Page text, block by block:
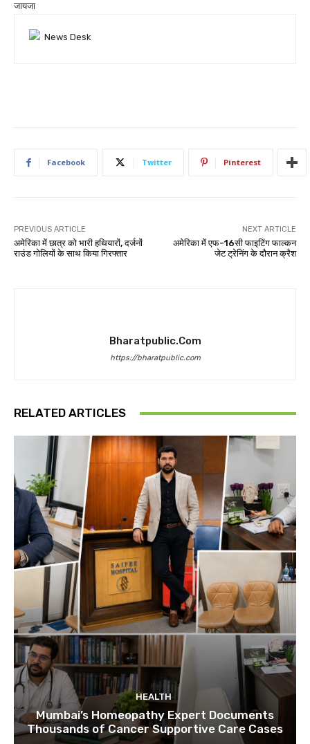
जायजा
Facebook Twitter Pinterest
PREVIOUS ARTICLE
अमेरिका में छात्र को भारी हथियारों, दर्जनों
राउंड गोलियों के साथ किया गिरफ्तार
NEXT ARTICLE
अमेरिका में एफ-16सी फाइटिंग फाल्कन
जेट ट्रेनिंग के दौरान क्रैश
Bharatpublic.com
https://bharatpublic.com
RELATED ARTICLES
HEALTH
Mumbai’s Homeopathy Expert Documents
Thousands of Cancer Supportive Care Cases